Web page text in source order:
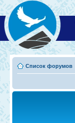
Список форумов